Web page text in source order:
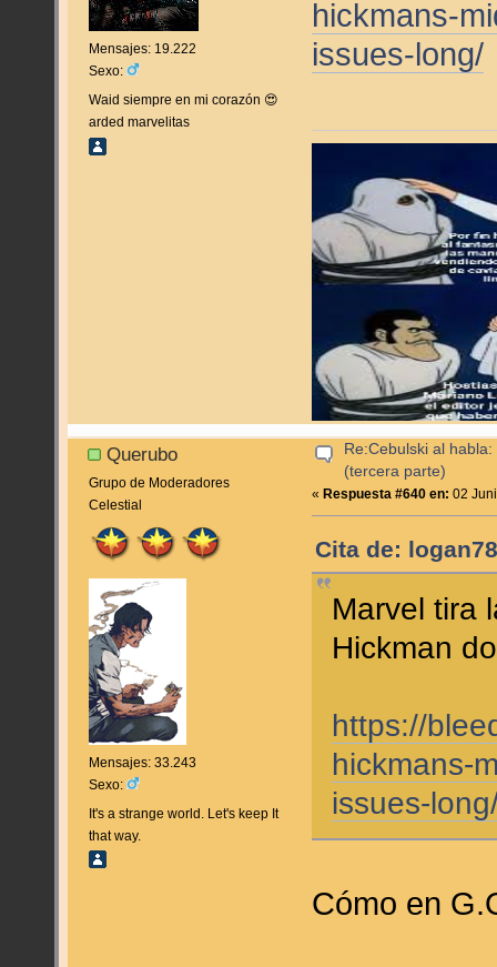
Mensajes: 19.222
Sexo:
Waid siempre en mi corazón 😍
arded marvelitas
hickmans-
issues-long/
Querubo
Grupo de Moderadores
Celestial
Mensajes: 33.243
Sexo:
It's a strange world. Let's keep It
that way.
Re:Cebulski al
(tercera parte)
« Respuesta #640 en: 02
Cita de:
Marvel tira
Hickman
https://
hickmans-
issues-
Cómo en